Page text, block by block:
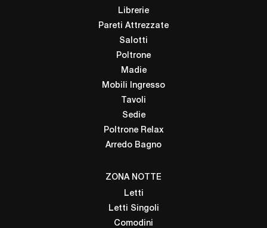
Librerie
Pareti Attrezzate
Salotti
Poltrone
Madie
Mobili Ingresso
Tavoli
Sedie
Poltrone Relax
Arredo Bagno
ZONA NOTTE
Letti
Letti Singoli
Comodini